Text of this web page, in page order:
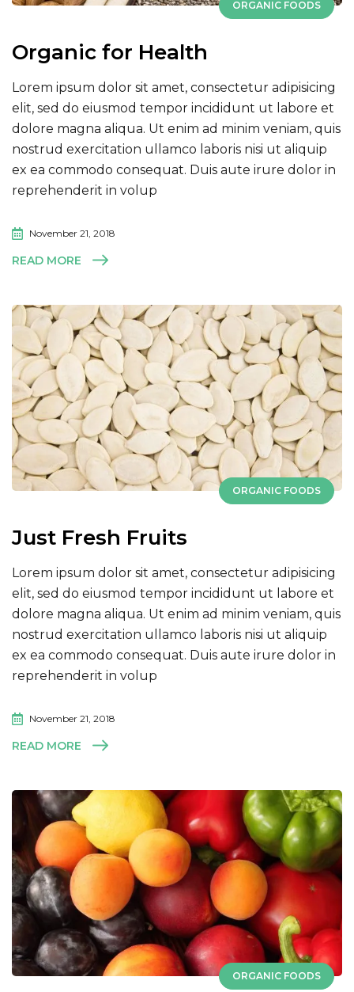
ORGANIC FOODS
Organic for Health
Lorem ipsum dolor sit amet, consectetur adipisicing
elit, sed do eiusmod tempor incididunt ut labore et
dolore magna aliqua. Ut enim ad minim veniam, quis
nostrud exercitation ullamco laboris nisi ut aliquip
ex ea commodo consequat. Duis aute irure dolor in
reprehenderit in volup
November 21, 2018
READ MORE
ORGANIC FOODS
Just Fresh Fruits
Lorem ipsum dolor sit amet, consectetur adipisicing
elit, sed do eiusmod tempor incididunt ut labore et
dolore magna aliqua. Ut enim ad minim veniam, quis
nostrud exercitation ullamco laboris nisi ut aliquip
ex ea commodo consequat. Duis aute irure dolor in
reprehenderit in volup
November 21, 2018
READ MORE
ORGANIC FOODS